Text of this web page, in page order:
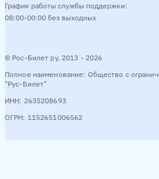
© Рос-Билет ру, 2013 - 2026
Полное наименование: Общество с
"Рус-Билет"
ИНН: 2635208693
ОГРН: 1152651006562
График работы службы поддержки:
08:00-00:00 без выходных